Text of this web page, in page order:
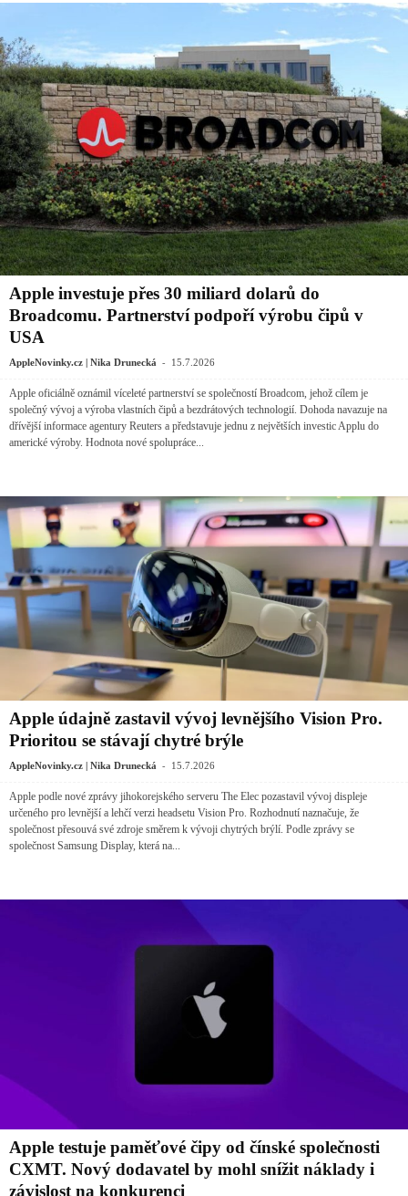
Apple investuje přes 30 miliard dolarů do
Broadcomu. Partnerství podpoří výrobu čipů v
USA
AppleNovinky.cz | Nika Drunecká - 15.7.2026
Apple oficiálně oznámil víceleté partnerství se společností Broadcom, jehož cílem je
společný vývoj a výroba vlastních čipů a bezdrátových technologií. Dohoda navazuje na
dřívější informace agentury Reuters a představuje jednu z největších investic Applu do
americké výroby. Hodnota nové spolupráce...
Apple údajně zastavil vývoj levnějšího Vision Pro.
Prioritou se stávají chytré brýle
AppleNovinky.cz | Nika Drunecká - 15.7.2026
Apple podle nové zprávy jihokorejského serveru The Elec pozastavil vývoj displeje
určeného pro levnější a lehčí verzi headsetu Vision Pro. Rozhodnutí naznačuje, že
společnost přesouvá své zdroje směrem k vývoji chytrých brýlí. Podle zprávy se
společnost Samsung Display, která na...
Apple testuje paměťové čipy od čínské společnosti
CXMT. Nový dodavatel by mohl snížit náklady i
závislost na konkurenci